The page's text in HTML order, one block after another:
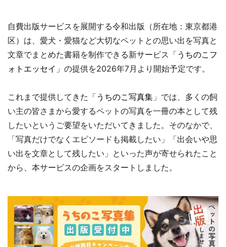
自費出版サービスを展開する令和出版（所在地：東京都港
区）は、愛犬・愛猫など大切なペットとの思い出を写真と
文章でまとめた書籍を制作できる新サービス「 うちのこフ
ォトエッセイ 」の提供を2026年7月より開始予定です。
これまで提供してきた「 うちのこ写真集 」では、多くの飼
い主の皆さまから愛するペットの写真を一冊の本として残
したいというご要望をいただいてきました。そのなかで、
「写真だけでなくエピソードも掲載したい」「出会いや思
い出を文章として残したい」といった声が寄せられたこと
から、本サービスの企画をスタートしました。